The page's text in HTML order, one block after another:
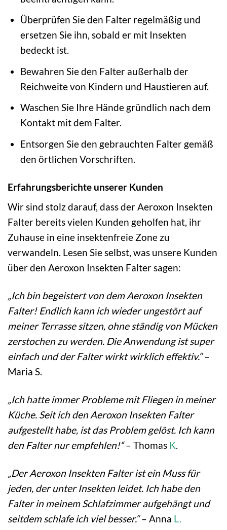
Überprüfen Sie den Falter regelmäßig und
ersetzen Sie ihn, sobald er mit Insekten
bedeckt ist.
Bewahren Sie den Falter außerhalb der
Reichweite von Kindern und Haustieren auf.
Waschen Sie Ihre Hände gründlich nach dem
Kontakt mit dem Falter.
Entsorgen Sie den gebrauchten Falter gemäß
den örtlichen Vorschriften.
Erfahrungsberichte unserer Kunden
Wir sind stolz darauf, dass der Aeroxon Insekten
Falter bereits vielen Kunden geholfen hat, ihr
Zuhause in eine insektenfreie Zone zu
verwandeln. Lesen Sie selbst, was unsere Kunden
über den Aeroxon Insekten Falter sagen:
„Ich bin begeistert von dem Aeroxon Insekten
Falter! Endlich kann ich wieder ungestört auf
meiner Terrasse sitzen, ohne ständig von Mücken
zerstochen zu werden. Die Anwendung ist super
einfach und der Falter wirkt wirklich effektiv.“–
Maria S.
„Ich hatte immer Probleme mit Fliegen in meiner
Küche. Seit ich den Aeroxon Insekten Falter
aufgestellt habe, ist das Problem gelöst. Ich kann
den Falter nur empfehlen!“– Thomas K.
„Der Aeroxon Insekten Falter ist ein Muss für
jeden, der unter Insekten leidet. Ich habe den
Falter in meinem Schlafzimmer aufgehängt und
seitdem schlafe ich viel besser.“– Anna L.